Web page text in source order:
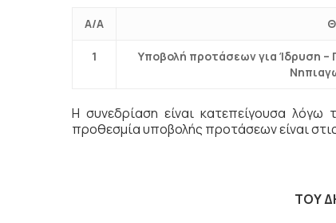
Α/Α
1
Υποβολή προτάσεων για Ίδρυση
Η συνεδρίαση είναι κατεπείγουσα
προθεσμία υποβολής προτάσεων είναι
ΤΟΥ